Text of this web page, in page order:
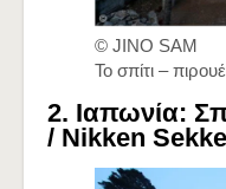
© JINO SAM
Το σπίτι –
2. Ιαπωνία:
/ Nikken